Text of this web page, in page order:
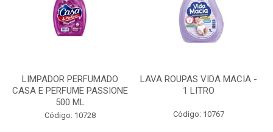
LIMPADOR PERFUMADO
CASA E PERFUME PASSIONE
500 ML
Código: 10728
LAVA ROUPAS VIDA MACIA -
1 LITRO
Código: 10767